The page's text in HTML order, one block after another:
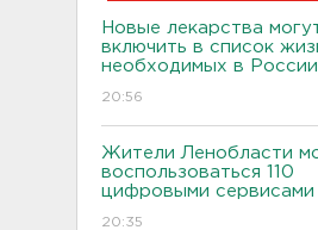
Новые лекарства
включить в список
необходимых в России
20:56
Жители Ленобласти
воспользоваться 110
цифровыми
20:35